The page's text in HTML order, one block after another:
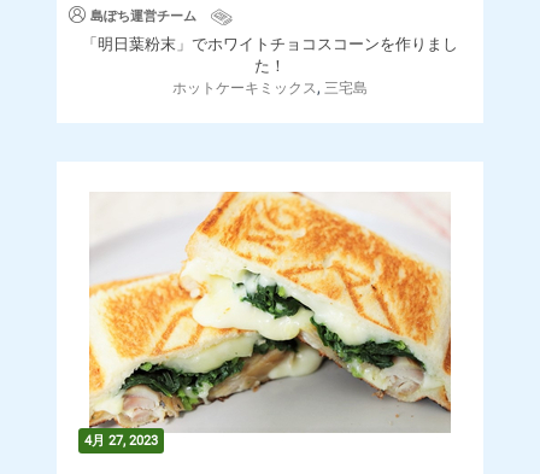
島ぽち運営チーム
「明日葉粉末」でホワイトチョコスコーンを作りまし
た！
ホットケーキミックス , 三宅島
4月 27, 2023